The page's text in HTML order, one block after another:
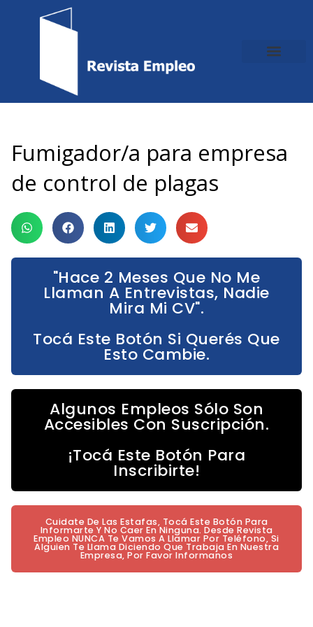
Fumigador/a para empresa
de control de plagas
"Hace 2 Meses Que No Me
Llaman A Entrevistas, Nadie
Mira Mi CV".
Tocá Este Botón Si Querés Que
Esto Cambie.
Algunos Empleos Sólo Son
Accesibles Con Suscripción.
¡Tocá Este Botón Para
Inscribirte!
Cuidate De Las Estafas, Tocá Este Botón Para
Informarte Y No Caer En Ninguna. Desde Revista
Empleo NUNCA Te Vamos A Llamar Por Teléfono, Si
Alguien Te Llama Diciendo Que Trabaja En Nuestra
Empresa, Por Favor Informanos